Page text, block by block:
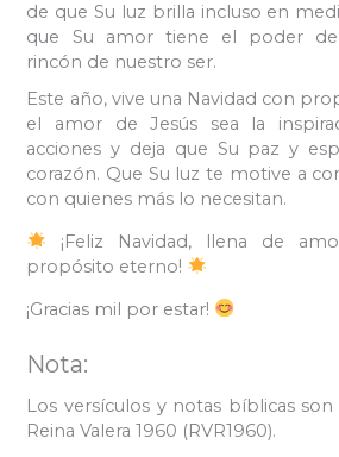
de que Su luz brilla incluso en
que Su amor tiene el poder de
rincón de nuestro ser.
Este año, vive una Navidad con
el amor de Jesús sea la
acciones y deja que Su paz y
corazón. Que Su luz te motive a
con quienes más lo necesitan.
¡Feliz Navidad, llena de
propósito eterno!
¡Gracias mil por estar!
Nota:
Los versículos y notas bíblicas
Reina Valera 1960 (RVR1960).